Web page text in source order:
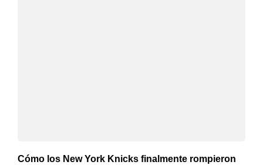
Cómo los New York Knicks finalmente rompieron